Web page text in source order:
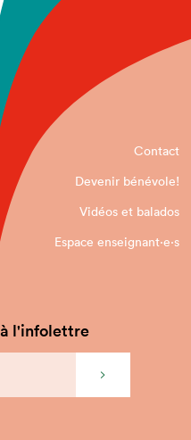
Contact
Devenir bénévole!
Vidéos et balados
Espace enseignant·e⋅s
l'infolettre